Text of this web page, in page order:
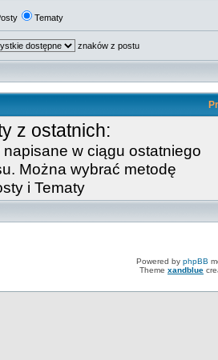
Tematy
znaków z postu
z ostatnich:
w ciągu ostatniego
Można wybrać metodę
i Tematy
Powered by phpBB
Theme xandblue